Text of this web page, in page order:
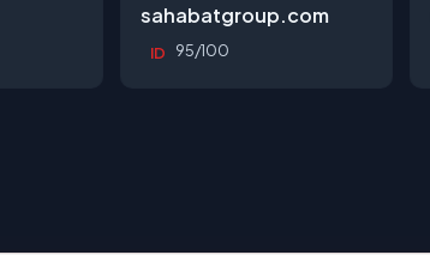
sahabatgroup.com
ID 95/100